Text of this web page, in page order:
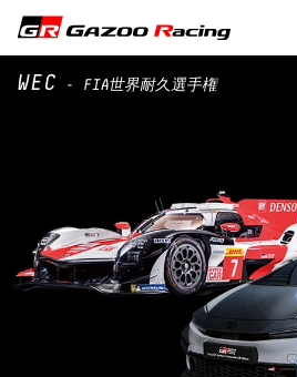
WEC - FIA世界耐久選⼿権